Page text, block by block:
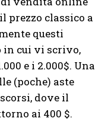
prezzo classico a
questi
in cui vi scrivo,
e i 2.000$. Una
(poche) aste
dove il
ai 400 $.